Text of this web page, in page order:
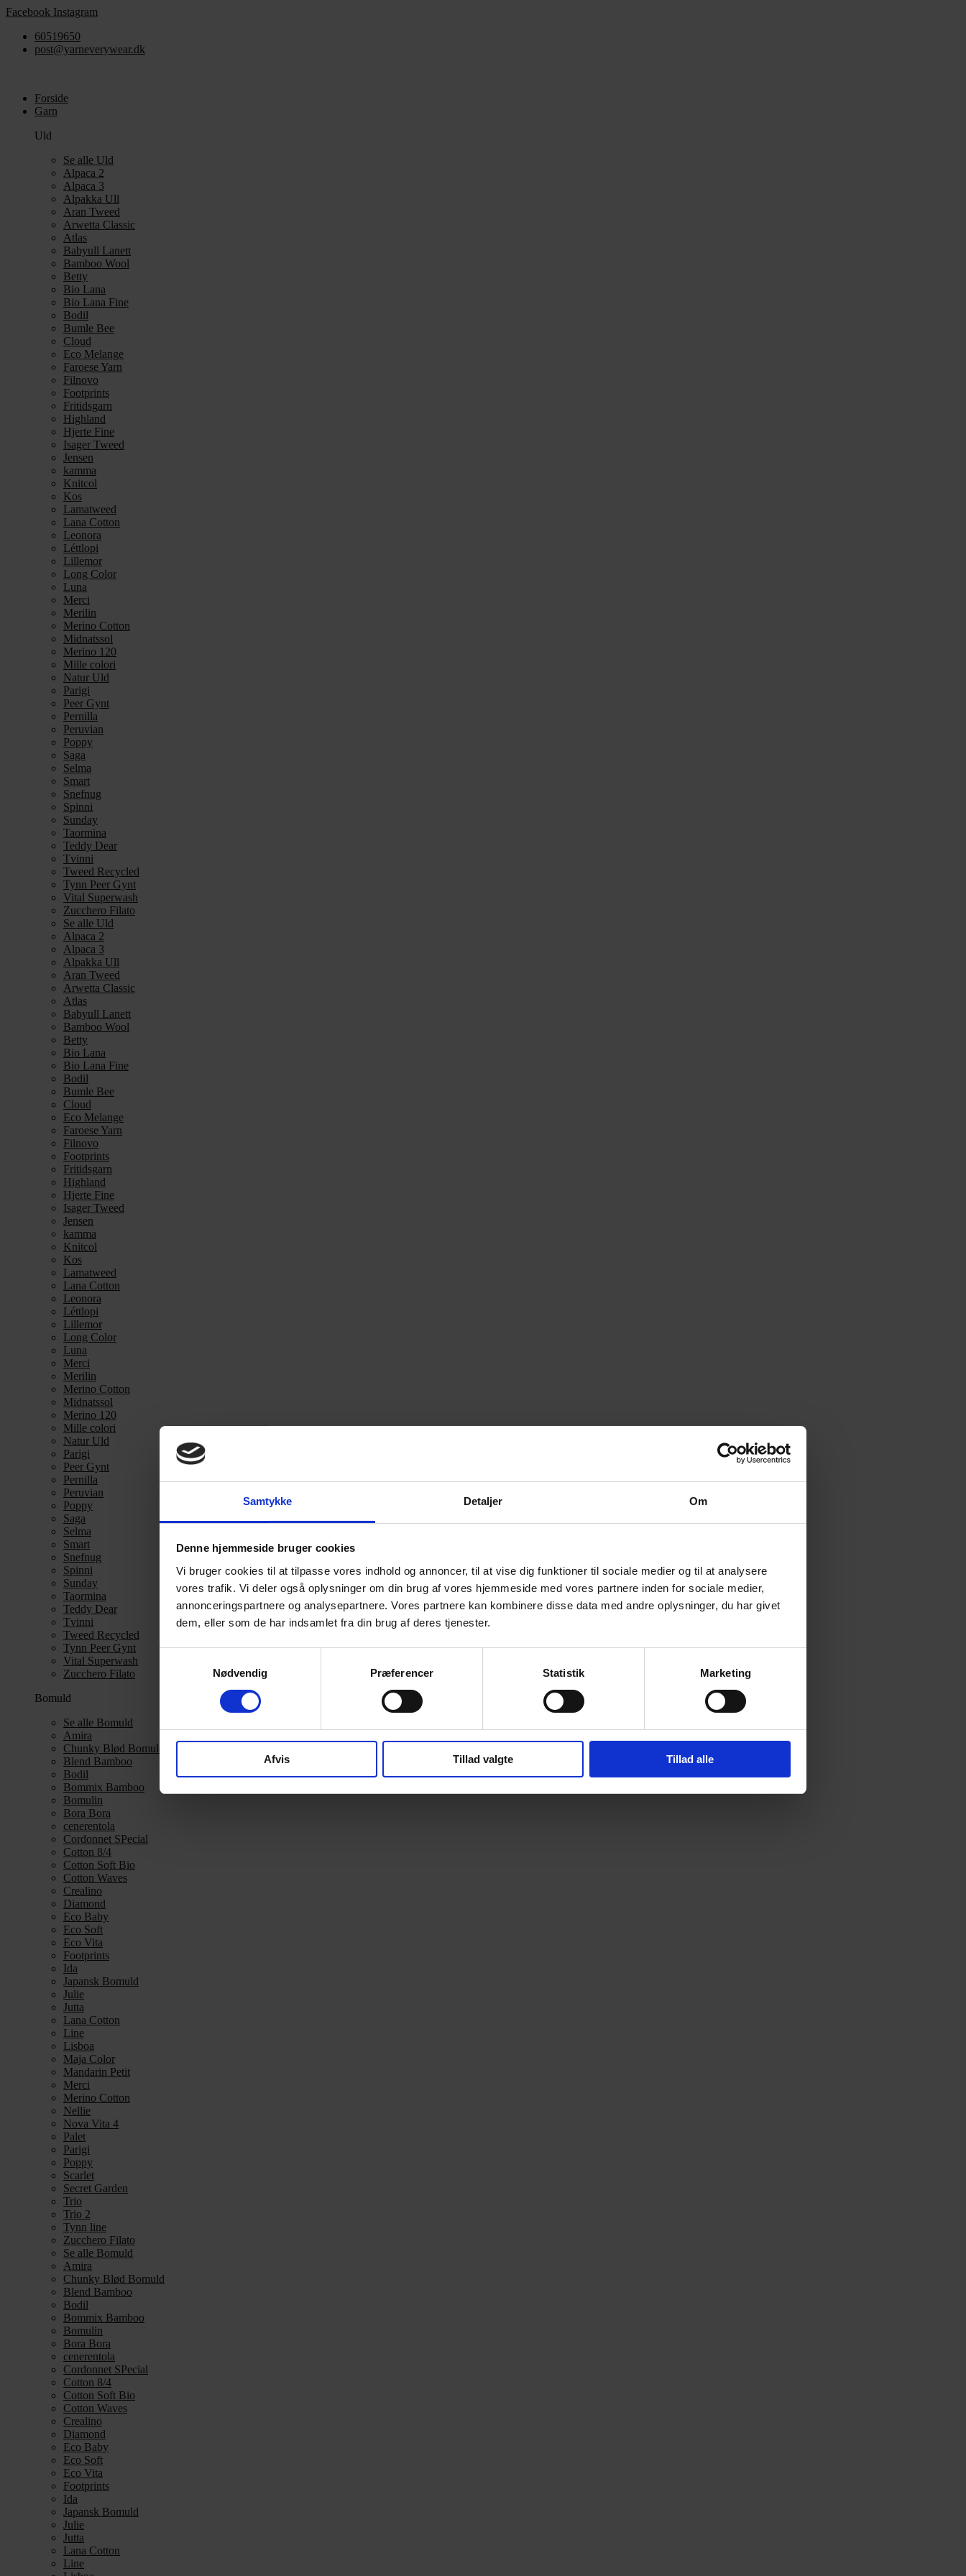
Samtykke Detaljer Om
Denne hjemmeside bruger cookies
Vi bruger cookies til at tilpasse vores indhold og annoncer, til at vise dig funktioner til sociale medier og til at analysere
vores trafik. Vi deler også oplysninger om din brug af vores hjemmeside med vores partnere inden for sociale medier,
annonceringspartnere og analysepartnere. Vores partnere kan kombinere disse data med andre oplysninger, du har givet
dem, eller som de har indsamlet fra din brug af deres tjenester.
Nødvendig
Præferencer Statistik Marketing
Afvis Tillad valgte Tillad alle
Videre
indhold
Facebook Instagram
60519650
post@yarneverywear.dk
Forside
Garn
Uld
Se alle Uld
Alpaca 2
Alpaca 3
Alpakka Ull
Aran Tweed
Arwetta Classic
Atlas
Babyull Lanett
Bamboo Wool
Betty
Bio Lana
Bio Lana Fine
Bodil
Bumle Bee
Cloud
Eco Melange
Faroese Yarn
Filnovo
Footprints
Fritidsgarn
Highland
Hjerte Fine
Isager Tweed
Jensen
kamma
Knitcol
Kos
Lamatweed
Lana Cotton
Leonora
Léttlopi
Lillemor
Long Color
Luna
Merci
Merilin
Merino Cotton
Midnatssol
Merino 120
Mille colori
Natur Uld
Parigi
Peer Gynt
Pernilla
Peruvian
Poppy
Saga
Selma
Smart
Snefnug
Spinni
Sunday
Taormina
Teddy Dear
Tvinni
Tweed Recycled
Tynn Peer Gynt
Vital Superwash
Zucchero Filato
Se alle Uld
Alpaca 2
Alpaca 3
Alpakka Ull
Aran Tweed
Arwetta Classic
Atlas
Babyull Lanett
Bamboo Wool
Betty
Bio Lana
Bio Lana Fine
Bodil
Bumle Bee
Cloud
Eco Melange
Faroese Yarn
Filnovo
Footprints
Fritidsgarn
Highland
Hjerte Fine
Isager Tweed
Jensen
kamma
Knitcol
Kos
Lamatweed
Lana Cotton
Leonora
Léttlopi
Lillemor
Long Color
Luna
Merci
Merilin
Merino Cotton
Midnatssol
Merino 120
Mille colori
Natur Uld
Parigi
Peer Gynt
Pernilla
Peruvian
Poppy
Saga
Selma
Smart
Snefnug
Spinni
Sunday
Taormina
Teddy Dear
Tvinni
Tweed Recycled
Tynn Peer Gynt
Vital Superwash
Zucchero Filato
Bomuld
Se alle Bomuld
Amira
Chunky Blød Bomuld
Blend Bamboo
Bodil
Bommix Bamboo
Bomulin
Bora Bora
cenerentola
Cordonnet SPecial
Cotton 8/4
Cotton Soft Bio
Cotton Waves
Crealino
Diamond
Eco Baby
Eco Soft
Eco Vita
Footprints
Ida
Japansk Bomuld
Julie
Jutta
Lana Cotton
Line
Lisboa
Maja Color
Mandarin Petit
Merci
Merino Cotton
Nellie
Nova Vita 4
Palet
Parigi
Poppy
Scarlet
Secret Garden
Trio
Trio 2
Tynn line
Zucchero Filato
Se alle Bomuld
Amira
Chunky Blød Bomuld
Blend Bamboo
Bodil
Bommix Bamboo
Bomulin
Bora Bora
cenerentola
Cordonnet SPecial
Cotton 8/4
Cotton Soft Bio
Cotton Waves
Crealino
Diamond
Eco Baby
Eco Soft
Eco Vita
Footprints
Ida
Japansk Bomuld
Julie
Jutta
Lana Cotton
Line